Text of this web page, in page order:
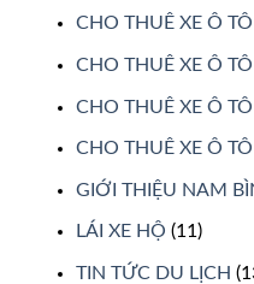
CHO THUÊ XE Ô
CHO THUÊ XE Ô
CHO THUÊ XE Ô
CHO THUÊ XE Ô
GIỚI THIỆU NAM
LÁI XE HỘ (11)
TIN TỨC DU LỊCH